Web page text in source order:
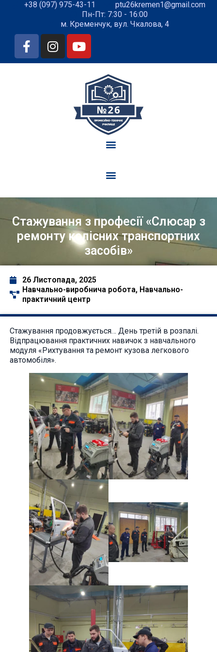
+38 (097) 975-43-11
ptu26kremen1@gmail.com
Пн-Пт: 7:30 - 16:00
м. Кременчук, вул. Чкалова, 4
Стажування з професії «Слюсар з
ремонту колісних транспортних
засобів»
26 Листопада, 2025
Навчально-виробнича робота, Навчально-
практичний центр
Стажування продовжується… День третій в розпалі.
Відпрацювання практичних навичок з навчального
модуля «Рихтування та ремонт кузова легкового
автомобіля».